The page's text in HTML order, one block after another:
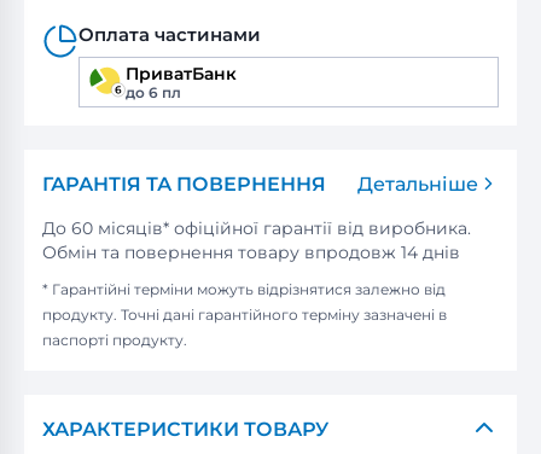
Оплата частинами
ПриватБанк
до 6 пл
ГАРАНТІЯ ТА ПОВЕРНЕННЯ Детальніше
До 60 місяців* офіційної гарантії від виробника.
Обмін та повернення товару впродовж 14 днів
* Гарантійні терміни можуть відрізнятися залежно від
продукту. Точні дані гарантійного терміну зазначені в
паспорті продукту.
ХАРАКТЕРИСТИКИ ТОВАРУ